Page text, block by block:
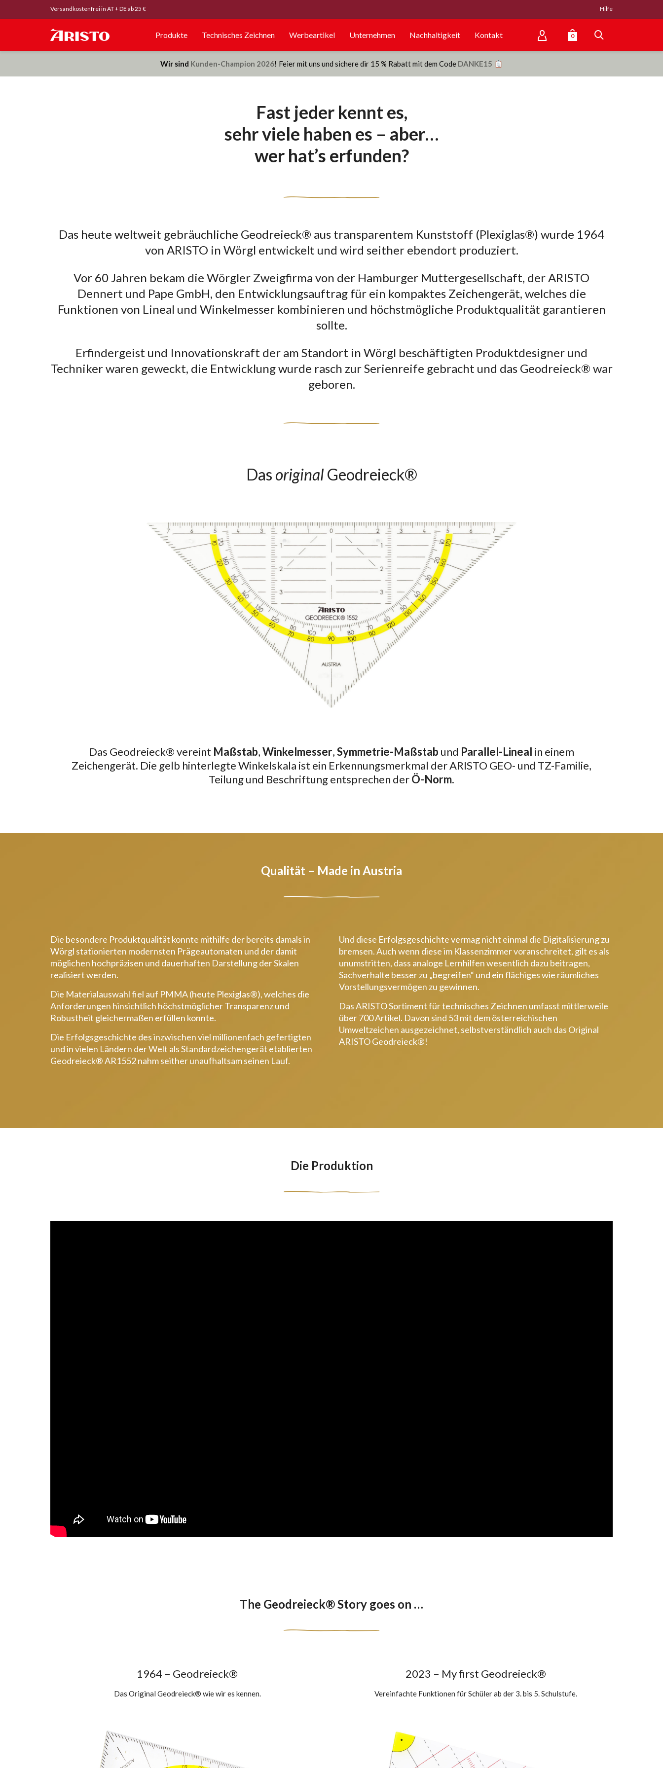
Versandkostenfrei in AT + DE ab 25 € Hilfe
Produkte Technisches Zeichnen Werbeartikel Unternehmen Nachhaltigkeit Kontakt 0
Wir sind Kunden-Champion 2026! Feier mit uns und sichere dir 15 % Rabatt mit dem Code DANKE15
Fast jeder kennt es,
sehr viele haben es – aber…
wer hat’s erfunden?
Das heute weltweit gebräuchliche Geodreieck® aus transparentem Kunststoff (Plexiglas®) wurde 1964
von ARISTO in Wörgl entwickelt und wird seither ebendort produziert.
Vor 60 Jahren bekam die Wörgler Zweigfirma von der Hamburger Muttergesellschaft, der ARISTO
Dennert und Pape GmbH, den Entwicklungsauftrag für ein kompaktes Zeichengerät, welches die
Funktionen von Lineal und Winkelmesser kombinieren und höchstmögliche Produktqualität garantieren
sollte.
Erfindergeist und Innovationskraft der am Standort in Wörgl beschäftigten Produktdesigner und
Techniker waren geweckt, die Entwicklung wurde rasch zur Serienreife gebracht und das Geodreieck® war
geboren.
Das original Geodreieck®
Das Geodreieck® vereint Maßstab,Winkelmesser,Symmetrie-Maßstab und Parallel-Lineal in einem
Zeichengerät. Die gelb hinterlegte Winkelskala ist ein Erkennungsmerkmal der ARISTO GEO- und TZ-Familie,
Teilung und Beschriftung entsprechen derÖ-Norm.
Qualität – Made in Austria
Die besondere Produktqualität konnte mithilfe der bereits damals in
Wörgl stationierten modernsten Prägeautomaten und der damit
möglichen hochpräzisen und dauerhaften Darstellung der Skalen
realisiert werden.
Die Materialauswahl fiel auf PMMA (heute Plexiglas®), welches die
Anforderungen hinsichtlich höchstmöglicher Transparenz und
Robustheit gleichermaßen erfüllen konnte.
Die Erfolgsgeschichte des inzwischen viel millionenfach gefertigten
und in vielen Ländern der Welt als Standardzeichengerät etablierten
Geodreieck® AR1552 nahm seither unaufhaltsam seinen Lauf.
Und diese Erfolgsgeschichte vermag nicht einmal die Digitalisierung zu
bremsen. Auch wenn diese im Klassenzimmer voranschreitet, gilt es als
unumstritten, dass analoge Lernhilfen wesentlich dazu beitragen,
Sachverhalte besser zu „begreifen“ und ein flächiges wie räumliches
Vorstellungsvermögen zu gewinnen.
Das ARISTO Sortiment für technisches Zeichnen umfasst mittlerweile
über 700 Artikel. Davon sind 53 mit dem österreichischen
Umweltzeichen ausgezeichnet, selbstverständlich auch das Original
ARISTO Geodreieck®!
Die Produktion
The Geodreieck® Story goes on …
1964 – Geodreieck®
Das Original Geodreieck® wie wir es kennen.
2023 – My first Geodreieck®
Vereinfachte Funktionen für Schüler ab der 3. bis 5. Schulstufe.